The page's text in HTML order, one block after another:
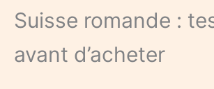
Suisse romande :
avant d’acheter